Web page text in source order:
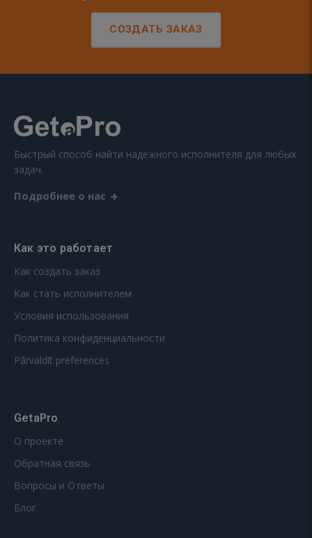
СОЗДАТЬ ЗАКАЗ
Быстрый способ найти надежного исполнителя для любых
задач.
Подробнее о нас
Как это работает
Как создать заказ
Как стать исполнителем
Условия использования
Политика конфиденциальности
Pārvaldīt preferences
GetaPro
О проекте
Обратная связь
Вопросы и Ответы
Блог